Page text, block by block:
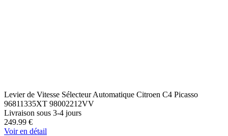
Levier de Vitesse Sélecteur Automatique Citroen C4 Picasso
96811335XT 98002212VV
Livraison sous 3-4 jours
249.99 €
Voir en détail